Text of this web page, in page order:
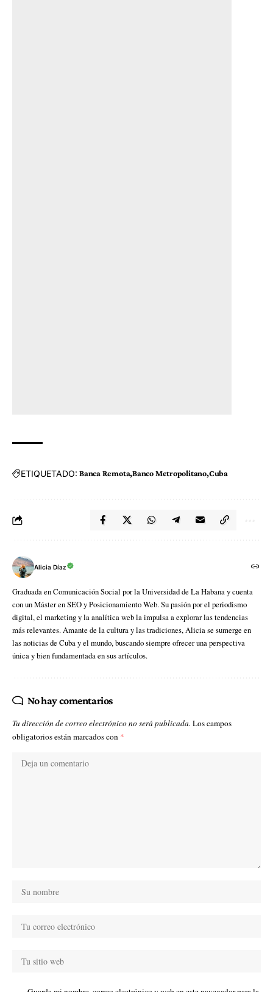
ETIQUETADO: Banca Remota Banco Metropolitano Cuba
Alicia Díaz
Graduada en Comunicación Social por la Universidad de La Habana y cuenta
con un Máster en SEO y Posicionamiento Web. Su pasión por el periodismo
digital, el marketing y la analítica web la impulsa a explorar las tendencias
más relevantes. Amante de la cultura y las tradiciones, Alicia se sumerge en
las noticias de Cuba y el mundo, buscando siempre ofrecer una perspectiva
única y bien fundamentada en sus artículos.
No hay comentarios
Tu dirección de correo electrónico no será publicada. Los campos
obligatorios están marcados con *